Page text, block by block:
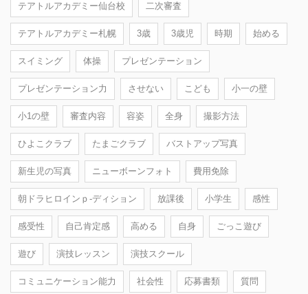
テアトルアカデミー仙台校 二次審査
テアトルアカデミー札幌 3歳 3歳児 時期 始める
スイミング 体操 プレゼンテーション
プレゼンテーション力 させない こども 小一の壁
小1の壁 審査内容 容姿 全身 撮影方法
ひよこクラブ たまごクラブ バストアップ写真
新生児の写真 ニューボーンフォト 費用免除
朝ドラヒロインｐ-ディション 放課後 小学生 感性
感受性 自己肯定感 高める 自身 ごっこ遊び
遊び 演技レッスン 演技スクール
コミュニケーション能力 社会性 応募書類 質問